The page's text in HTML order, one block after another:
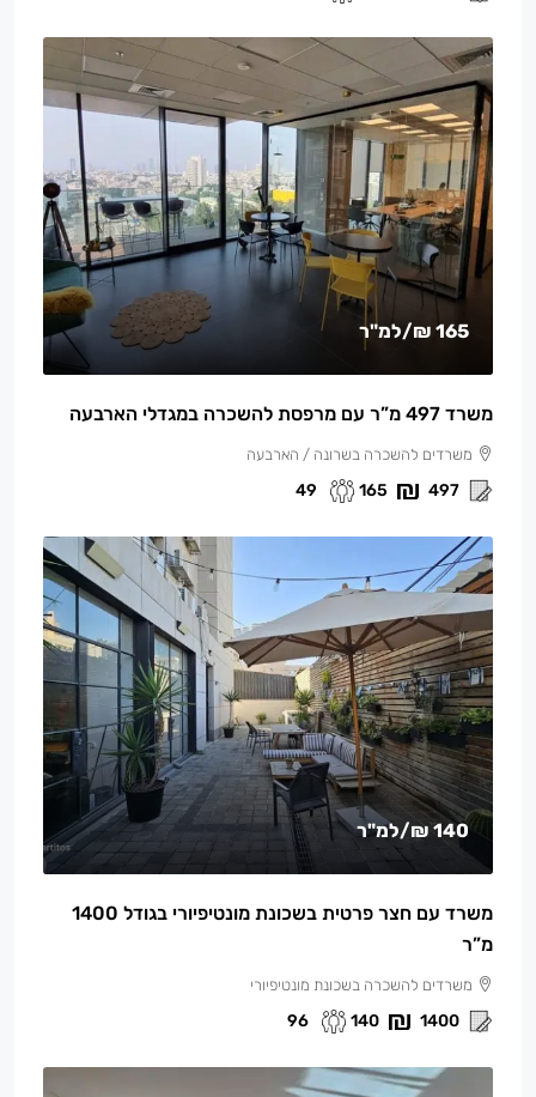
165 ₪ /למ"ר
משרד 497 מ”ר עם מרפסת להשכרה במגדלי הארבעה
משרדים להשכרה בשרונה / הארבעה
497
165
49
140 ₪ /למ"ר
משרד עם חצר פרטית בשכונת מונטיפיורי בגודל 1400
מ”ר
משרדים להשכרה בשכונת מונטיפיורי
1400
140
96